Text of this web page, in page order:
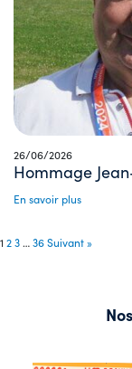
26/06/2026
Hommage
En savoir plus
1 23…36Suivant »